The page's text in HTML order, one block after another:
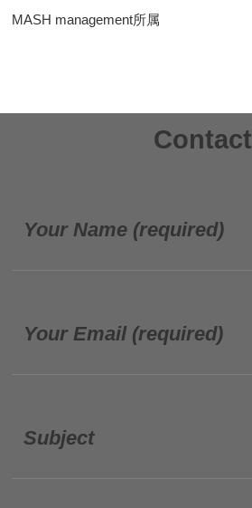
MASH management所属
Contact
Your Name (required)
Your Email (required)
Subject